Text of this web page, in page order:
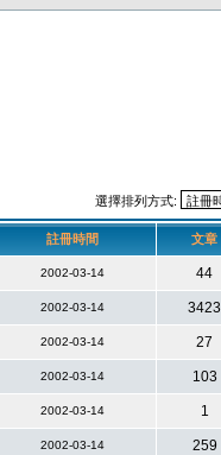
選擇排列方式:
註冊時間 文章
2002-03-14 44
2002-03-14 3423
2002-03-14 27
2002-03-14 103
2002-03-14 1
2002-03-14 259